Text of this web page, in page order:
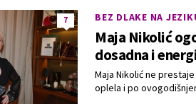
7 BEZ DLAKE NA
Maja Nikolić
dosadna i
Maja Nikolić ne
oplela i po